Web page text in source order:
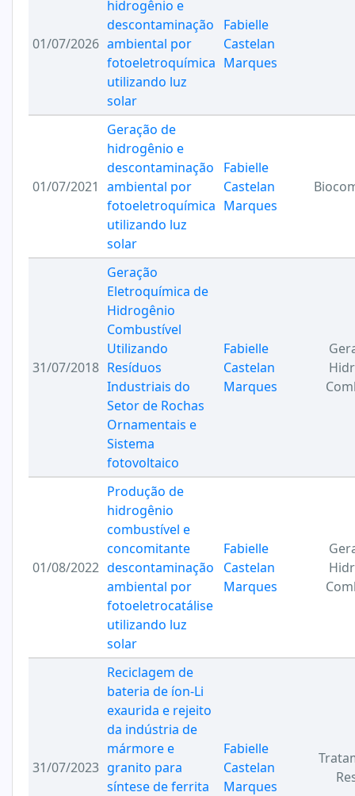
01/07/2026
hidrogênio e
descontaminação
ambiental por
fotoeletroquímica
utilizando luz
solar
Fabielle
Castelan
Marques
01/07/2021
Geração de
hidrogênio e
descontaminação
ambiental por
fotoeletroquímica
utilizando luz
solar
Fabielle
Castelan
Marques
31/07/2018
Geração
Eletroquímica de
Hidrogênio
Combustível
Utilizando
Resíduos
Industriais do
Setor de Rochas
Ornamentais e
Sistema
fotovoltaico
Fabielle
Castelan
Marques
01/08/2022
Produção de
hidrogênio
combustível e
concomitante
descontaminação
ambiental por
fotoeletrocatálise
utilizando luz
solar
Fabielle
Castelan
Marques
31/07/2023
Reciclagem de
bateria de íon-Li
exaurida e rejeito
da indústria de
mármore e
granito para
síntese de ferrita
Fabielle
Castelan
Marques